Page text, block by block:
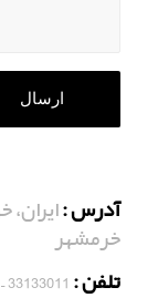
آدرس :
خرمشهر
تلفن :